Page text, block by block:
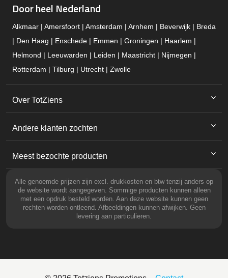
Door heel Nederland
Alkmaar | Amersfoort | Amsterdam | Arnhem | Beverwijk | Breda
| Den Haag | Enschede | Emmen | Groningen | Haarlem |
Helmond | Leeuwarden | Leiden | Maastricht | Nijmegen |
Rotterdam | Tilburg | Utrecht | Zwolle
Over TotZiens
Andere klanten zochten
Meest bezochte producten
Alle genoemde prijzen zijn excl. drukkosten en btw tenzij anders op
de website wordt aangegeven. Sommige producten kunnen alleen
met een opdruk besteld worden. Aan deze website kunnen geen
rechten worden ontleend. Afbeeldingen kunnen afwijken. Geen
levering aan particulieren.